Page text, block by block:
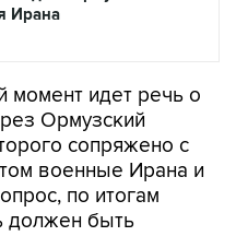
Ирана
момент идет речь о
Ормузский
сопряжено с
военные Ирана и
по итогам
должен быть